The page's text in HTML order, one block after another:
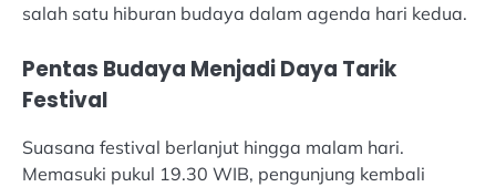
salah satu hiburan budaya dalam agenda hari kedua.
Pentas Budaya Menjadi Daya Tarik
Festival
Suasana festival berlanjut hingga malam hari.
Memasuki pukul 19.30 WIB, pengunjung kembali